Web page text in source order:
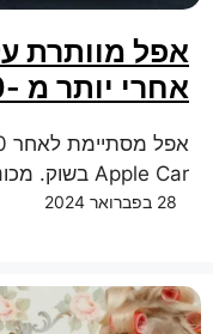
אפל מוותרת
אחרי יותר מ -10
Apple Car בשוק. מכונית אוטונומית לחלוטין ללא הגה.
28 בפברואר 2024